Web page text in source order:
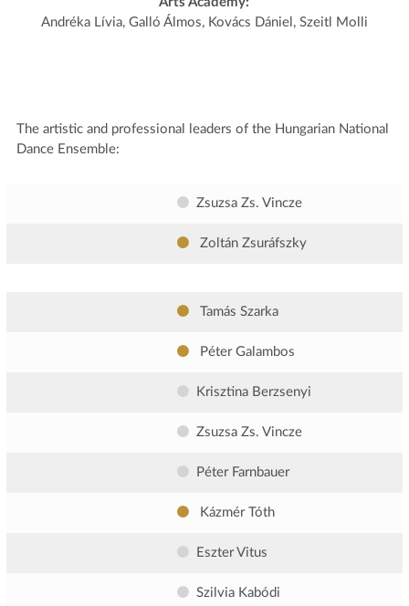
Andréka Lívia, Galló Álmos, Kovács Dániel, Szeitl Molli
The artistic and professional leaders of the Hungarian National
Dance Ensemble:
Zsuzsa Zs. Vincze
Zoltán Zsuráfszky
Tamás Szarka
Péter Galambos
Krisztina Berzsenyi
Zsuzsa Zs. Vincze
Péter Farnbauer
Kázmér Tóth
Eszter Vitus
Szilvia Kabódi